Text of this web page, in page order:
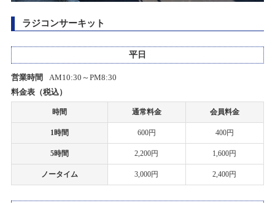
2021/02/24
2021/02/02
ホビーショップタムタム金沢店開店のお知らせ
一部店舗 営業時間変更のお知らせ
2021/01/08
一部店舗 営業時間変更のお知らせ
創業50周年感謝祭Part2プレゼント当選者発表のお知らせ
カテゴリ：キャンペーン
ミニ四駆ステーションチャレンジ
2026/05/10(日)
カテゴリ：ラジコン
ﾀﾐﾔﾁｬﾚﾝｼﾞｶｯﾌﾟ
2026/05/03(日)
カテゴリ：ラジコン
ラジコンサーキット
平日
営業時間
AM10:30～PM8:30
料金表（税込）
時間 通常料金 会員料金
1時間 600円 400円
5時間 2,200円 1,600円
ノータイム 3,000円 2,400円